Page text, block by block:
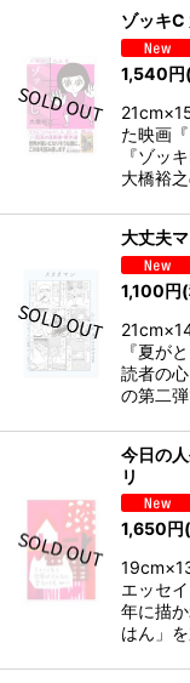
ゾッキC
1,540円
た映画
『ゾッ
大橋裕
大丈夫
1,100円
『夏が
読者の
の第二
今日の
リ
1,650円
エッセ
年に描
はん」